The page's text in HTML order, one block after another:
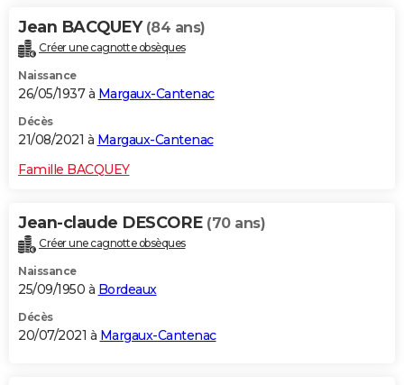
Jean BACQUEY (84 ans)
Créer une cagnotte obsèques
Naissance
26/05/1937 à Margaux-Cantenac
Décès
21/08/2021 à Margaux-Cantenac
Famille BACQUEY
Jean-claude DESCORE (70 ans)
Créer une cagnotte obsèques
Naissance
25/09/1950 à Bordeaux
Décès
20/07/2021 à Margaux-Cantenac